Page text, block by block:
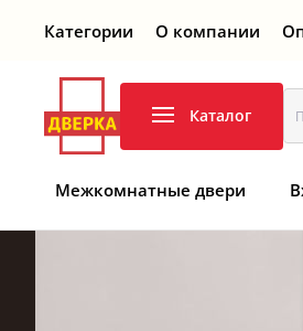
Категории О компании
Каталог
Межкомнатные двери